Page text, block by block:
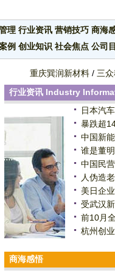
理 行业资讯 营销技巧 商海
例 创业知识 社会焦点 公司
重庆巽润新材料 / 三
行业资讯 Industry
日本汽
暴跌超
中国新
谁是董
中国民
人伪造
美日企
受武汉
前10月
杭州创
商海感悟